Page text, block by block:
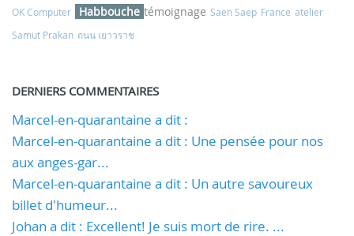
OK Computer
Habbouche témoignage Saen Saep France atelier
Samut Prakan ถนน เยาวราช
DERNIERS COMMENTAIRES
Marcel-en-quarantaine a dit :
Marcel-en-quarantaine a dit : Une pensée pour nos
aux anges-gar...
Marcel-en-quarantaine a dit : Un autre savoureux
billet d'humeur...
Johan a dit : Excellent! Je suis mort de rire. ...